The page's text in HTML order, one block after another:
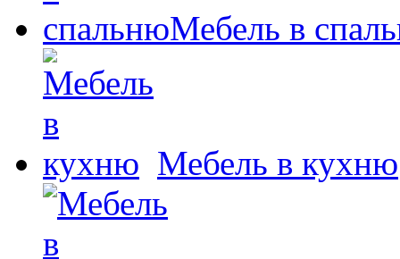
Мебель в
Мебель в кухню